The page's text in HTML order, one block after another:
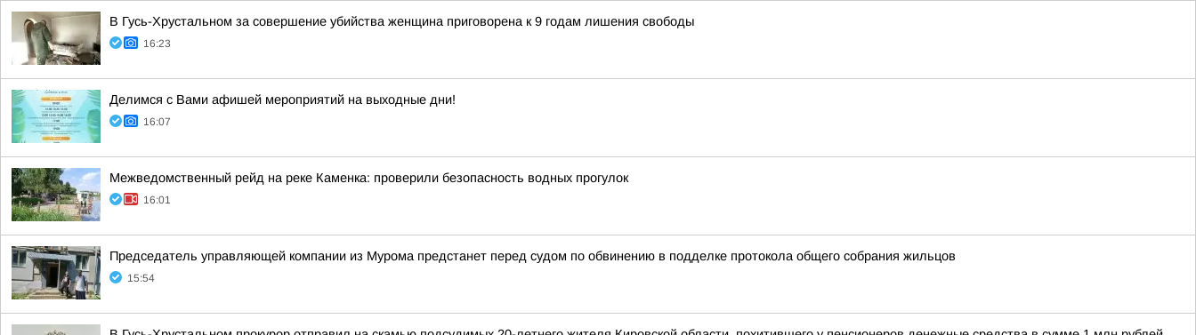
В Гусь-Хрустальном за совершение убийства женщина приговорена к 9 годам лишения свободы
16:23
Делимся с Вами афишей мероприятий на выходные дни!
16:07
Межведомственный рейд на реке Каменка: проверили безопасность водных прогулок
16:01
Председатель управляющей компании из Мурома предстанет перед судом по обвинению в подделке протокола общего собрания жильцов
15:54